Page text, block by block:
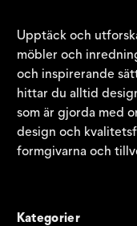
Upptäck och
möbler och
och inspirerande
hittar du alltid
som är gjorda med
design och
formgivarna och
Kategorier